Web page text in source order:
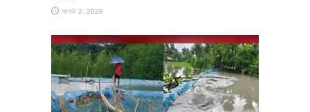
আগস্ট 2, 2026